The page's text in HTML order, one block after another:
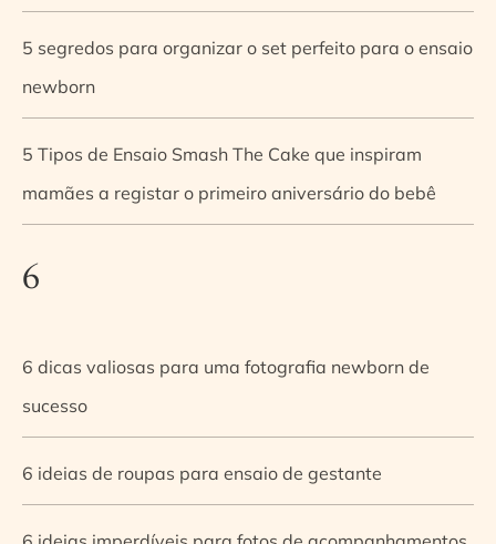
5 segredos para organizar o set perfeito para o ensaio
newborn
5 Tipos de Ensaio Smash The Cake que inspiram
mamães a registar o primeiro aniversário do bebê
6
6 dicas valiosas para uma fotografia newborn de
sucesso
6 ideias de roupas para ensaio de gestante